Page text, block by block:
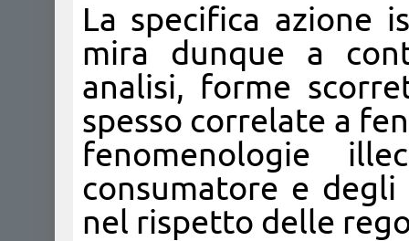
La specifica azione
mira dunque a
analisi, forme
spesso correlate a
fenomenologie
consumatore e
nel rispetto delle